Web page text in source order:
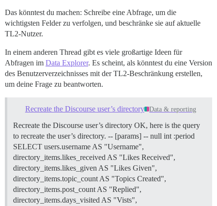
Das könntest du machen: Schreibe eine Abfrage, um die
wichtigsten Felder zu verfolgen, und beschränke sie auf aktuelle
TL2-Nutzer.
In einem anderen Thread gibt es viele großartige Ideen für
Abfragen im Data Explorer. Es scheint, als könntest du eine Version
des Benutzerverzeichnisses mit der TL2-Beschränkung erstellen,
um deine Frage zu beantworten.
Recreate the Discourse user’s directory Data & reporting
Recreate the Discourse user’s directory OK, here is the query
to recreate the user’s directory. -- [params] -- null int :period
SELECT users.username AS "Username",
directory_items.likes_received AS "Likes Received",
directory_items.likes_given AS "Likes Given",
directory_items.topic_count AS "Topics Created",
directory_items.post_count AS "Replied",
directory_items.days_visited AS "Vists",